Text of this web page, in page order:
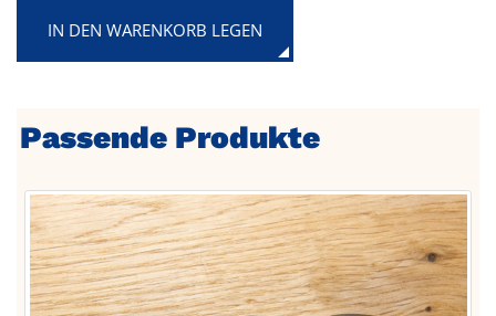
IN DEN WARENKORB LEGEN
Passende Produkte